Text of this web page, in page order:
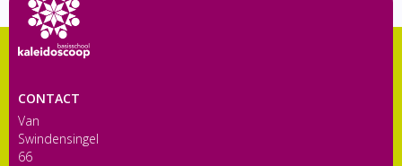
CONTACT
Van
Swindensingel
66